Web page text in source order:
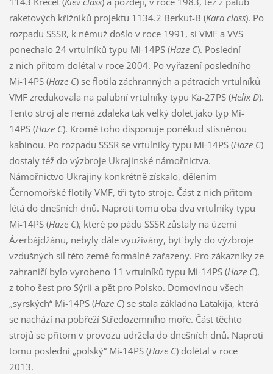
raketových křižníků projektu 1134.2 Berkut-B (Kara class). Po
rozpadu SSSR, k němuž došlo v roce 1991, si VMF a VVS
ponechalo 24 vrtulníků typu Mi-14PS (Haze C). Poslední
z nich přitom dolétal v roce 2004. Po vyřazení posledního
Mi-14PS (Haze C) se flotila záchranných a pátracích vrtulníků
VMF zredukovala na palubní vrtulníky typu Ka-27PS (Helix D).
Tento stroj ale nemá zdaleka tak velký dolet jako typ Mi-
14PS (Haze C). Kromě toho disponuje poněkud stísněnou
kabinou. Po rozpadu SSSR se vrtulníky typu Mi-14PS (Haze C)
dostaly též do výzbroje Ukrajinské námořnictva.
Námořnictvo Ukrajiny konkrétně získalo, dělením
Černomořské flotily VMF, tři tyto stroje. Část z nich přitom
létá do dnešních dnů. Naproti tomu oba dva vrtulníky typu
Mi-14PS (Haze C), které po pádu SSSR zůstaly na území
Ázerbájdžánu, nebyly dále využívány, byť byly do výzbroje
vzdušných sil této země formálně zařazeny. Pro zákazníky ze
zahraničí bylo vyrobeno 11 vrtulníků typu Mi-14PS (Haze C),
z toho šest pro Sýrii a pět pro Polsko. Domovinou všech
„syrských“ Mi-14PS (Haze C) se stala základna Latakija, která
se nachází na pobřeží Středozemního moře. Část těchto
strojů se přitom v provozu udržela do dnešních dnů. Naproti
tomu poslední „polský“ Mi-14PS (Haze C) dolétal v roce
2013.